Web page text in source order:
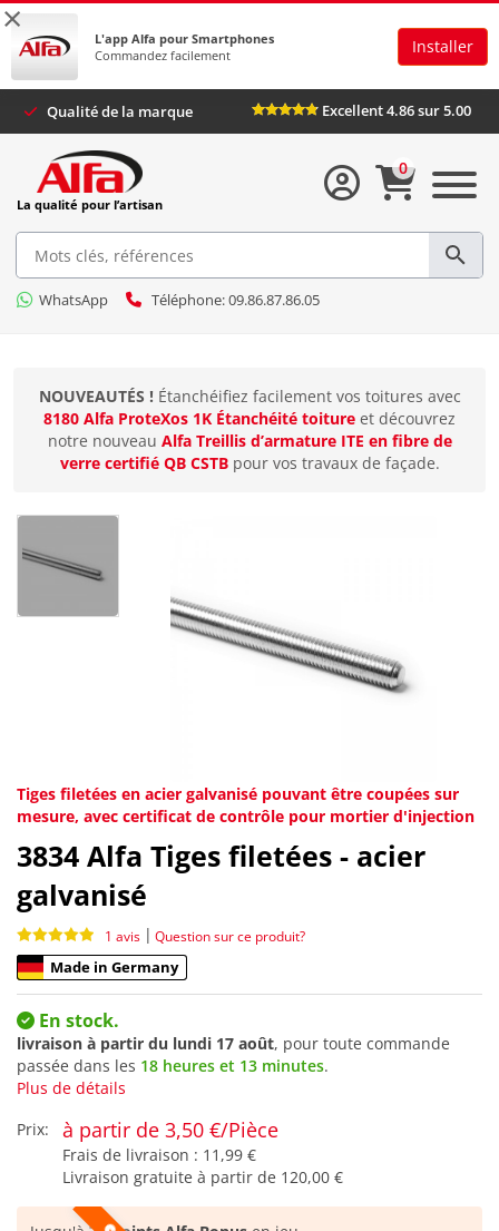
×
L'app Alfa pour Smartphones
Commandez facilement
Installer
Qualité de la marque Excellent 4.86 sur 5.00
La qualité pour l’artisan
WhatsApp Téléphone: 09.86.87.86.05
0
NOUVEAUTÉS !Étanchéifiez facilement vos toitures avec
8180 Alfa ProteXos 1K Étanchéité toiture et découvrez
notre nouveau Alfa Treillis d’armature ITE en fibre de
verre certifié QB CSTBpour vos travaux de façade.
Tiges filetées en acier galvanisé pouvant être coupées sur
mesure, avec certificat de contrôle pour mortier d'injection
3834 Alfa Tiges filetées - acier
galvanisé
1 avis | Question sur ce produit?
Made in Germany
En stock.
livraison à partir du lundi 17 août, pour toute commande
passée dans les 18 heures et 13 minutes.
Plus de détails
Prix:
à partir de 3,50 €/Pièce
Frais de livraison : 11,99 €
Livraison gratuite à partir de 120,00 €